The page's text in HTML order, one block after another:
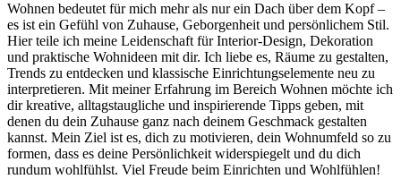
Wohnen bedeutet für mich mehr als nur ein Dach über dem Kopf –
es ist ein Gefühl von Zuhause, Geborgenheit und persönlichem Stil.
Hier teile ich meine Leidenschaft für Interior-Design, Dekoration
und praktische Wohnideen mit dir. Ich liebe es, Räume zu gestalten,
Trends zu entdecken und klassische Einrichtungselemente neu zu
interpretieren. Mit meiner Erfahrung im Bereich Wohnen möchte ich
dir kreative, alltagstaugliche und inspirierende Tipps geben, mit
denen du dein Zuhause ganz nach deinem Geschmack gestalten
kannst. Mein Ziel ist es, dich zu motivieren, dein Wohnumfeld so zu
formen, dass es deine Persönlichkeit widerspiegelt und du dich
rundum wohlfühlst. Viel Freude beim Einrichten und Wohlfühlen!